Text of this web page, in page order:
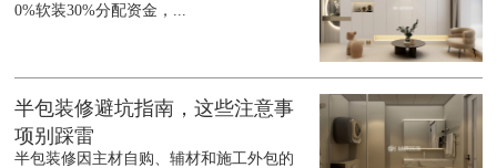
0%软装30%分配资金，...
半包装修避坑指南，这些注意事
项别踩雷
半包装修因主材自购、辅材和施工外包的